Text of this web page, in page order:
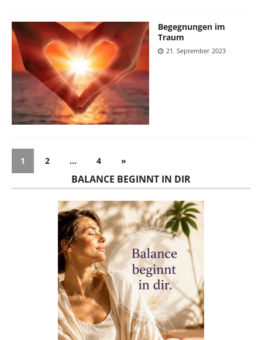
Begegnungen im
Traum
21. September 2023
1 2 … 4 »
BALANCE BEGINNT IN DIR